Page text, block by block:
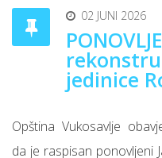
02 JUNI 2026
jedinice
Opština Vukosavlje
da je raspisan ponovljeni